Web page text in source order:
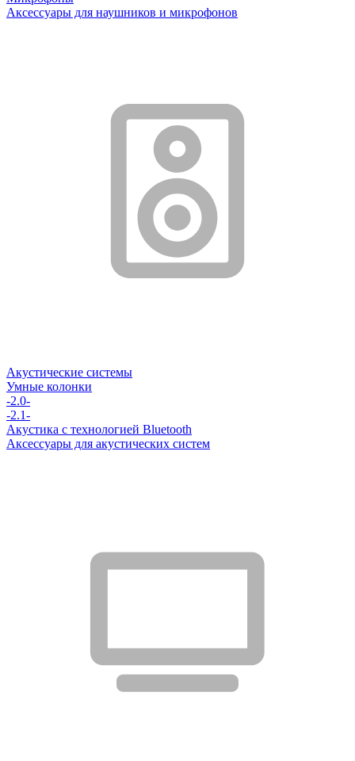
Аксессуары для наушников и микрофонов
Акустические системы
Умные колонки
-2.0-
-2.1-
Акустика с технологией Bluetooth
Аксессуары для акустических систем